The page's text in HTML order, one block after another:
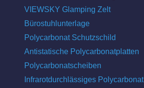
VIEWSKY Glamping Zelt
Bürostuhlunterlage
Polycarbonat Schutzschild
Antistatische Polycarbonatplatten
Polycarbonatscheiben
Infrarotdurchlässiges Polycarbonat